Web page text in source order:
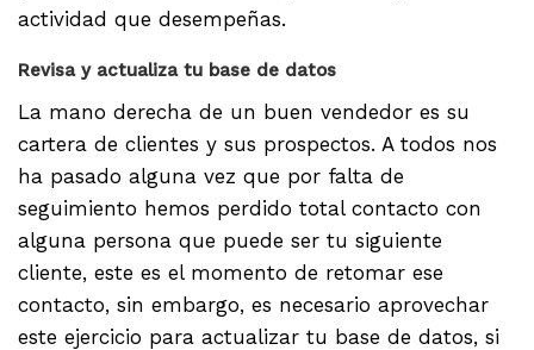
actividad que desempeñas.
Revisa y actualiza tu base de datos
La mano derecha de un buen vendedor es su
cartera de clientes y sus prospectos. A todos nos
ha pasado alguna vez que por falta de
seguimiento hemos perdido total contacto con
alguna persona que puede ser tu siguiente
cliente, este es el momento de retomar ese
contacto, sin embargo, es necesario aprovechar
este ejercicio para actualizar tu base de datos, si